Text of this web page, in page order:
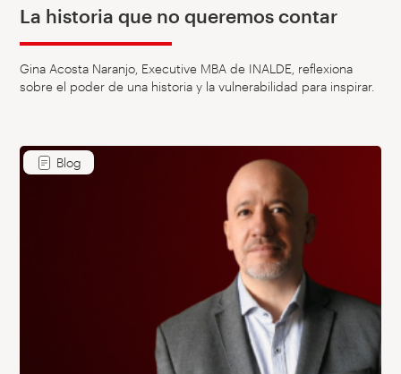
La historia que no queremos contar
Gina Acosta Naranjo, Executive MBA de INALDE, reflexiona
sobre el poder de una historia y la vulnerabilidad para inspirar.
Blog